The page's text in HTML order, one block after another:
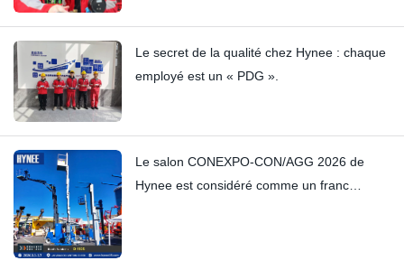
Le secret de la qualité chez Hynee : chaque
employé est un « PDG ».
Le salon CONEXPO-CON/AGG 2026 de
Hynee est considéré comme un franc